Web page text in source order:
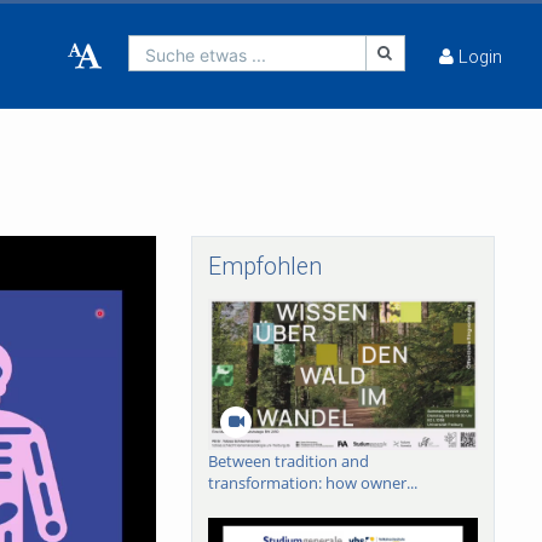
Suche etwas ... Login
Empfohlen
Between tradition and
transformation: how owner...